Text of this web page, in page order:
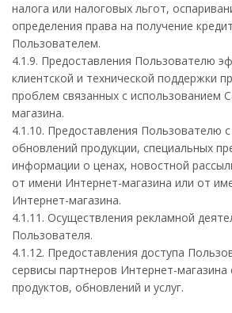
налога или налоговых льгот,
определения права на получение
Пользователем.
4.1.9. Предоставления Пользователю
клиентской и технической поддержки
проблем связанных с использованием
магазина.
4.1.10. Предоставления Пользователю с
обновлений продукции, специальных
информации о ценах, новостной
от имени Интернет-магазина или от
Интернет-магазина.
4.1.11. Осуществления рекламной
Пользователя.
4.1.12. Предоставления доступа
сервисы партнеров Интернет-
продуктов, обновлений и услуг.